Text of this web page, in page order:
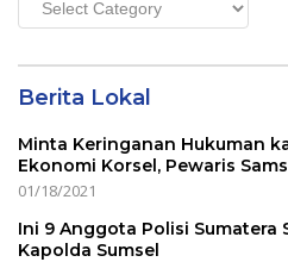
Menu
Berita Lokal
Minta Keringanan Hukuman
Ekonomi Korsel, Pewaris
01/18/2021
Ini 9 Anggota Polisi Sumatera
Kapolda Sumsel